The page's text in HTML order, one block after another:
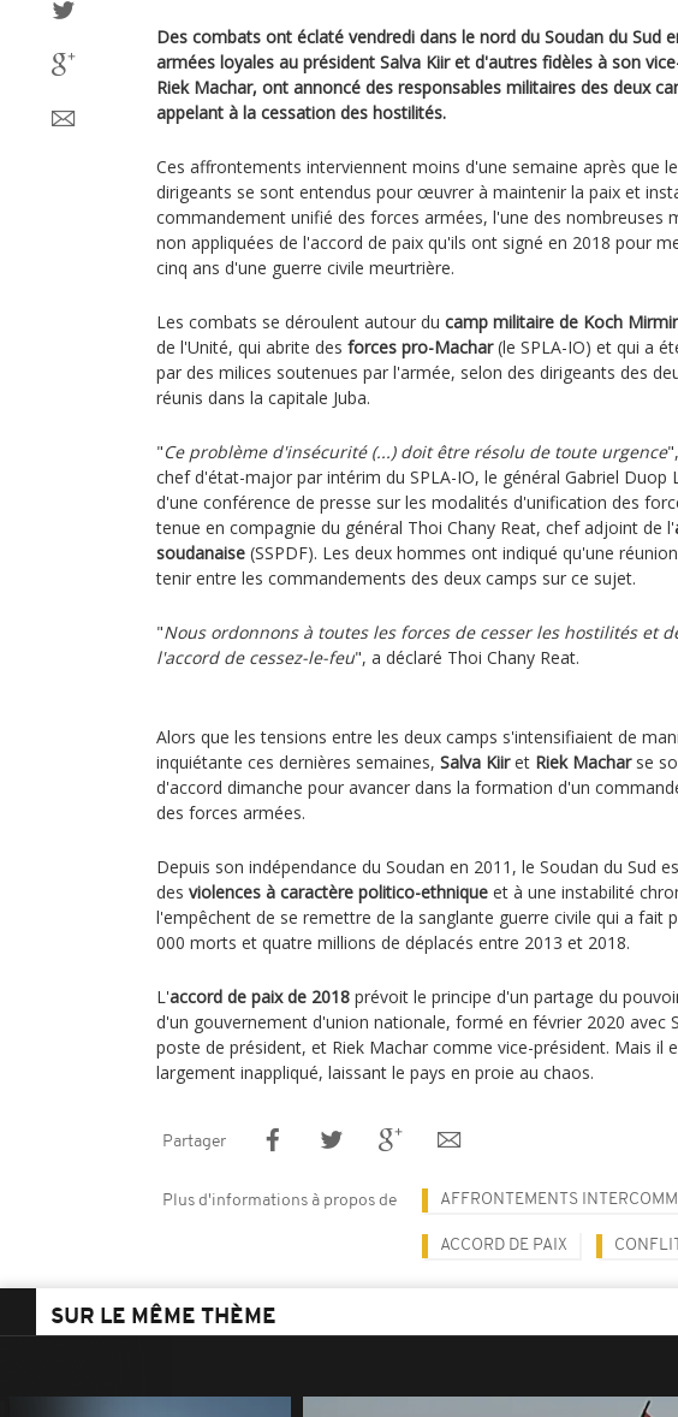
Des combats ont éclaté vendredi dans le nord du Soudan du Sud
armées loyales au président Salva Kiir et d'autres fidèles à son
Riek Machar, ont annoncé des responsables militaires des deux
appelant à la cessation des hostilités.
Ces affrontements interviennent moins d'une semaine après que
dirigeants se sont entendus pour œuvrer à maintenir la paix et
commandement unifié des forces armées, l'une des nombreuses
non appliquées de l'accord de paix qu'ils ont signé en 2018 pour
cinq ans d'une guerre civile meurtrière.
Les combats se déroulent autour du camp militaire de Koch Mirmir
de l'Unité, qui abrite des forces pro-Machar(le SPLA-IO) et qui a
par des milices soutenues par l'armée, selon des dirigeants des
réunis dans la capitale Juba.
"Ce problème d'insécurité (...) doit être résolu de toute urgence
chef d'état-major par intérim du SPLA-IO, le général Gabriel Duop
d'une conférence de presse sur les modalités d'unification des
tenue en compagnie du général Thoi Chany Reat, chef adjoint de l'
soudanaise (SSPDF). Les deux hommes ont indiqué qu'une
tenir entre les commandements des deux camps sur ce sujet.
"Nous ordonnons à toutes les forces de cesser les hostilités et
l'accord de cessez-le-feu", a déclaré Thoi Chany Reat.
Alors que les tensions entre les deux camps s'intensifiaient de
inquiétante ces dernières semaines, Salva Kiiret Riek Macharse
d'accord dimanche pour avancer dans la formation d'un
des forces armées.
Depuis son indépendance du Soudan en 2011, le Soudan du Sud
des violences à caractère politico-ethnique et à une instabilité
l'empêchent de se remettre de la sanglante guerre civile qui a fait
000 morts et quatre millions de déplacés entre 2013 et 2018.
L'accord de paix de 2018 prévoit le principe d'un partage du
d'un gouvernement d'union nationale, formé en février 2020 avec
poste de président, et Riek Machar comme vice-président. Mais il
largement inappliqué, laissant le pays en proie au chaos.
Partager
Plus d'informations à propos de AFFRONTEMENTS
ACCORD DE PAIX
SUR LE MÊME THÈME